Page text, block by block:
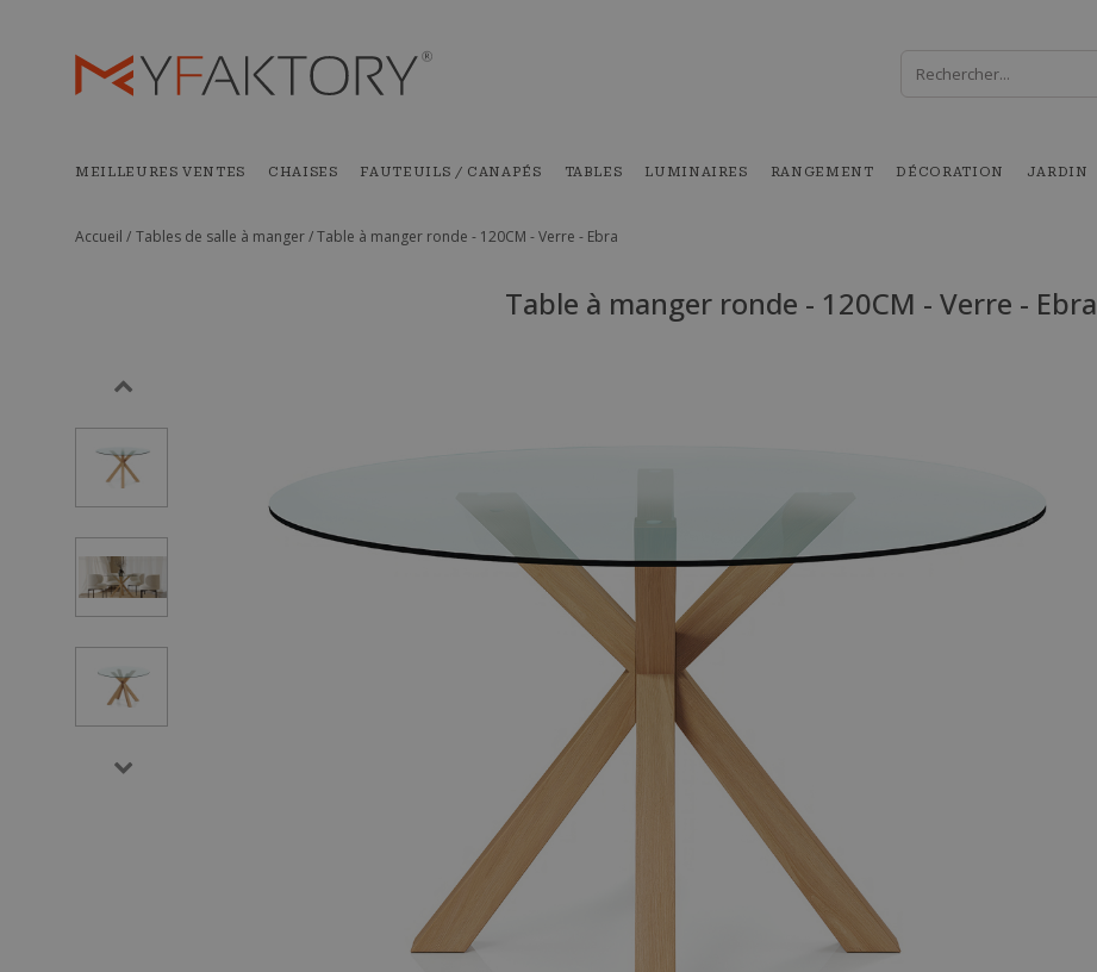
MEILLEURES VENTES CHAISES FAUTEUILS / CANAPÉS TABLES LUMINAIRES RANGEMENT DÉCORATION JARDIN
Accueil / Tables de salle à manger /Table à manger ronde - 120CM - Verre - Ebra
Table à manger ronde - 120CM - Verre - Ebra